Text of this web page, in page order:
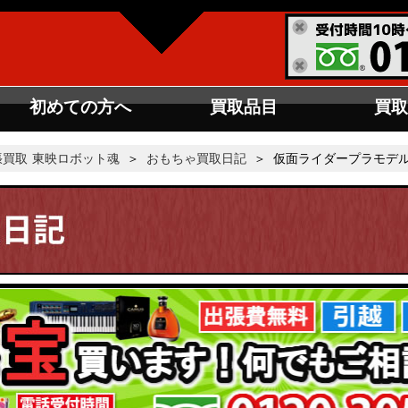
初めての方へ 買取品目 買
東映ロボット魂 ＞ おもちゃ買取日記 ＞ 仮面ライダープラモデ